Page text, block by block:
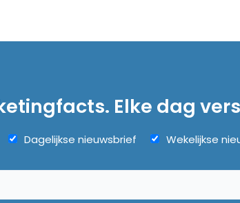
Elke dag
Dagelijkse nieuwsbrief Wekelijkse